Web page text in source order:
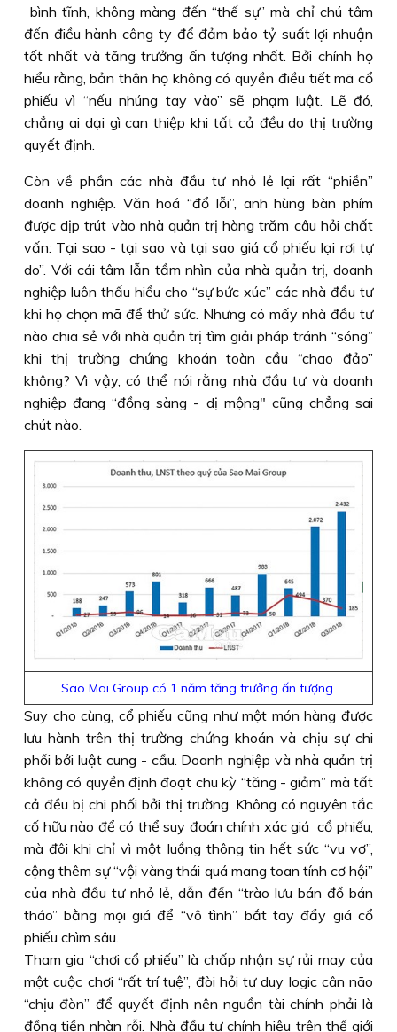
bình tĩnh, không màng đến “thế sự” mà chỉ chú tâm
đến điều hành công ty để đảm bảo tỷ suất lợi nhuận
tốt nhất và tăng trưởng ấn tượng nhất. Bởi chính họ
hiểu rằng, bản thân họ không có quyền điều tiết mã cổ
phiếu vì “nếu nhúng tay vào” sẽ phạm luật. Lẽ đó,
chẳng ai dại gì can thiệp khi tất cả đều do thị trường
quyết định.
Còn về phần các nhà đầu tư nhỏ lẻ lại rất “phiền”
doanh nghiệp. Văn hoá “đổ lỗi”, anh hùng bàn phím
được dịp trút vào nhà quản trị hàng trăm câu hỏi chất
vấn: Tại sao - tại sao và tại sao giá cổ phiếu lại rơi tự
do”. Với cái tâm lẫn tầm nhìn của nhà quản trị, doanh
nghiệp luôn thấu hiểu cho “sự bức xúc” các nhà đầu tư
khi họ chọn mã để thử sức. Nhưng có mấy nhà đầu tư
nào chia sẻ với nhà quản trị tìm giải pháp tránh “sóng”
khi thị trường chứng khoán toàn cầu “chao đảo”
không? Vì vậy, có thể nói rằng nhà đầu tư và doanh
nghiệp đang “đồng sàng - dị mộng" cũng chẳng sai
chút nào.
Sao Mai Group có 1 năm tăng trưởng ấn tượng.
Suy cho cùng, cổ phiếu cũng như một món hàng được
lưu hành trên thị trường chứng khoán và chịu sự chi
phối bởi luật cung - cầu. Doanh nghiệp và nhà quản trị
không có quyền định đoạt chu kỳ “tăng - giảm” mà tất
cả đều bị chi phối bởi thị trường. Không có nguyên tắc
cố hữu nào để có thể suy đoán chính xác giá cổ phiếu,
mà đôi khi chỉ vì một luồng thông tin hết sức “vu vơ”,
cộng thêm sự “vội vàng thái quá mang toan tính cơ hội”
của nhà đầu tư nhỏ lẻ, dẫn đến “trào lưu bán đổ bán
tháo” bằng mọi giá để “vô tình” bắt tay đẩy giá cổ
phiếu chìm sâu.
Tham gia “chơi cổ phiếu” là chấp nhận sự rủi may của
một cuộc chơi “rất trí tuệ”, đòi hỏi tư duy logic cân não
“chịu đòn” để quyết định nên nguồn tài chính phải là
đồng tiền nhàn rỗi. Nhà đầu tư chính hiệu trên thế giới